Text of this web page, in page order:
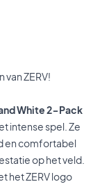
ZERV!
White 2-Pack
intense spel. Ze
en comfortabel
op het veld.
het ZERV logo